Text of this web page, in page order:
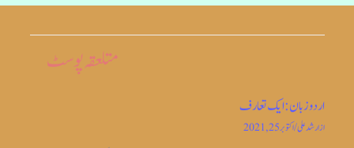
متلعقہ پوسٹ
اردو زبان: ایک تعارف
ازارشد علی/اکتوبر 25, 2021